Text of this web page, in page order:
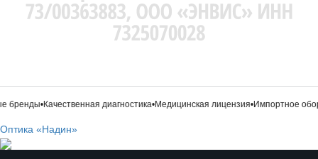
бренды•Качественная диагностика•Медицинская лицензия•Импортное
Оптика «Надин»